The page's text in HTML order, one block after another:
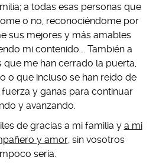
a todas esas personas que
o no, reconociéndome por
sus mejores y más amables
mi contenido…. También a
que me han cerrado la puerta,
o que incluso se han reído de
y ganas para continuar
y avanzando.
de gracias a mi familia y a mi
y amor, sin vosotros
sería.